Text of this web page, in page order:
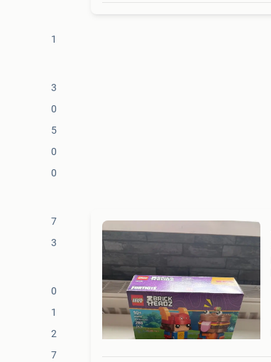
1
3
0
5
0
0
7
3
0
1
2
7